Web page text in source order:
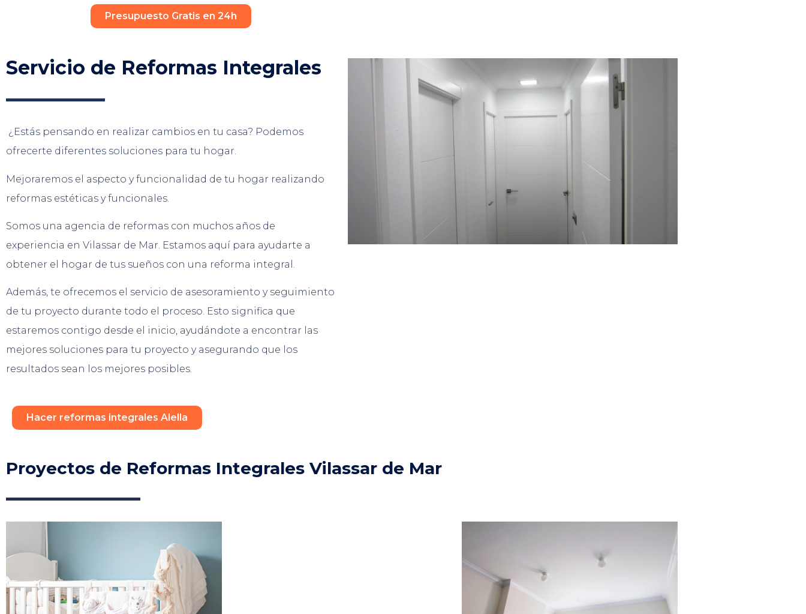
Presupuesto Gratis en 24h
Servicio de Reformas Integrales
¿Estás pensando en realizar cambios en tu casa? Podemos
ofrecerte diferentes soluciones para tu hogar.
Mejoraremos el aspecto y funcionalidad de tu hogar realizando
reformas estéticas y funcionales.
Somos una agencia de reformas con muchos años de
experiencia en Vilassar de Mar. Estamos aquí para ayudarte a
obtener el hogar de tus sueños con una reforma integral.
Además, te ofrecemos el servicio de asesoramiento y seguimiento
de tu proyecto durante todo el proceso. Esto significa que
estaremos contigo desde el inicio, ayudándote a encontrar las
mejores soluciones para tu proyecto y asegurando que los
resultados sean los mejores posibles.
Hacer reformas integrales Alella
Proyectos de Reformas Integrales Vilassar de Mar